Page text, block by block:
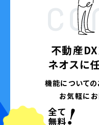
不動産
ネオスに
機能についての
お気軽にお